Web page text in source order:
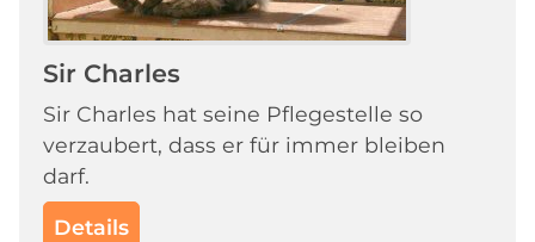
Sir Charles
Sir Charles hat seine Pflegestelle so
verzaubert, dass er für immer bleiben
darf.
Details